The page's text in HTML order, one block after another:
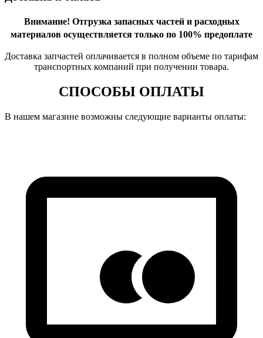
Внимание! Отгрузка запасных частей и расходных
материалов осуществляется только по 100% предоплате
Доставка запчастей оплачивается в полном объеме по тарифам
транспортных компаний при получении товара.
СПОСОБЫ ОПЛАТЫ
В нашем магазине возможны следующие варианты оплаты: